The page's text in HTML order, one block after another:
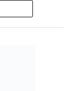
I –